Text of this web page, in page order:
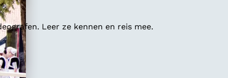
Leer ze kennen en reis mee.